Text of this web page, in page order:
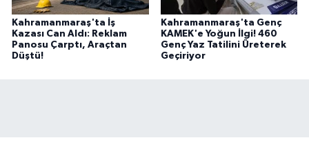
Kahramanmaraş'ta İş
Kazası Can Aldı: Reklam
Panosu Çarptı, Araçtan
Düştü!
Kahramanmaraş'ta Genç
KAMEK'e Yoğun İlgi! 460
Genç Yaz Tatilini Üreterek
Geçiriyor
SEÇİM 2015